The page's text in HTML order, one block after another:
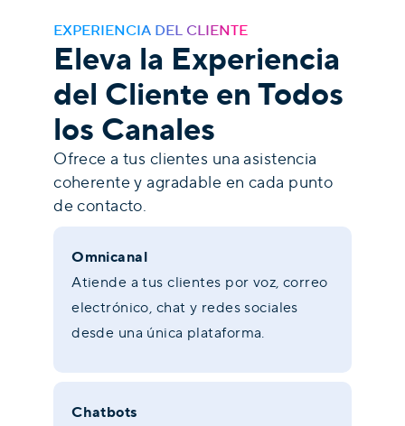
EXPERIENCIA DEL CLIENTE
Eleva la Experiencia
del Cliente en Todos
los Canales
Ofrece a tus clientes una asistencia
coherente y agradable en cada punto
de contacto.
Omnicanal
Atiende a tus clientes por voz, correo
electrónico, chat y redes sociales
desde una única plataforma.
Chatbots